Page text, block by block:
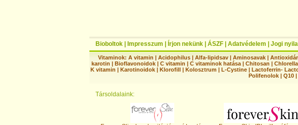
Bioboltok Impresszum Írjon nekünk ÁSZF Adatvédelem Jogi
Vitaminok: A vitamin | Acidophilus| Alfa-lipidsav| Aminosavak|
karotin | Bioflavonoidok | C vitamin | C vitaminok hatása | Chitosan | Chlorella
K vitamin | Karotinoidok | Klorofill | Kolosztrum | L-Cystine | Lactoferrin-
Polifenolok| Q10|
Társoldalaink: